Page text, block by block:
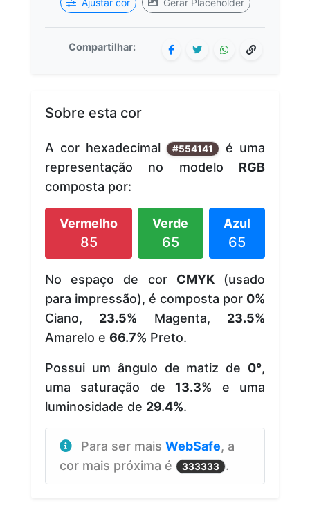
Compartilhar:
Sobre esta cor
A cor hexadecimal #554141
é uma
representação no modelo RGB
composta por:
Vermelho
85
Verde
65
Azul
65
No espaço de cor CMYK(usado
para impressão), é composta por 0%
Ciano, 23.5% Magenta, 23.5%
Amarelo e 66.7% Preto.
Possui um ângulo de matiz de 0°,
uma saturação de 13.3% e uma
luminosidade de 29.4%.
Para ser mais WebSafe, a
cor mais próxima é
333333 .